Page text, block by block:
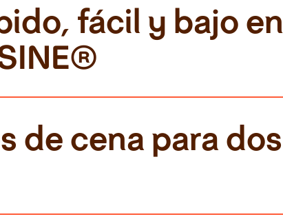
fácil y bajo en
de cena para dos